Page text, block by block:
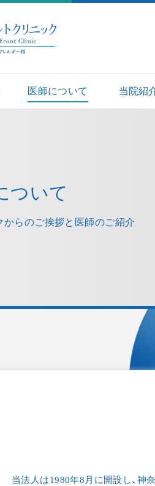
医師について 当院紹
ついて
からのご挨拶と 医師のご紹介
当法⼈は1980年8⽉に開設し、神